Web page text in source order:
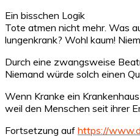
Ein bisschen Logik
Tote atmen nicht mehr. Was
lungenkrank? Wohl kaum!
Durch eine zwangsweise
Niemand würde solch einen
Wenn Kranke ein
weil den Menschen seit ihrer
Fortsetzung auf https://